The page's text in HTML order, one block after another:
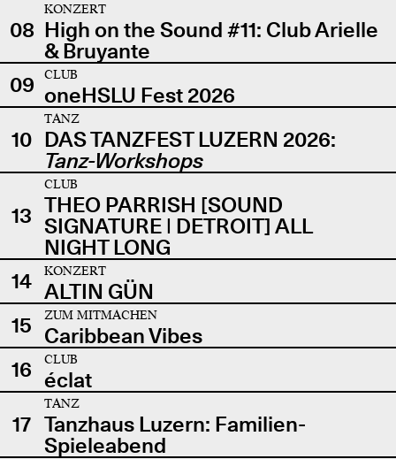
08
KONZERT
High on the Sound #11: Club Arielle
& Bruyante
09
CLUB
oneHSLU Fest 2026
10
TANZ
DAS TANZFEST LUZERN 2026:
Tanz-Workshops
13
CLUB
THEO PARRISH [SOUND
SIGNATURE | DETROIT] ALL
NIGHT LONG
14
KONZERT
ALTIN GÜN
15
ZUM MITMACHEN
Caribbean Vibes
16
CLUB
éclat
17
TANZ
Tanzhaus Luzern: Familien-
Spieleabend